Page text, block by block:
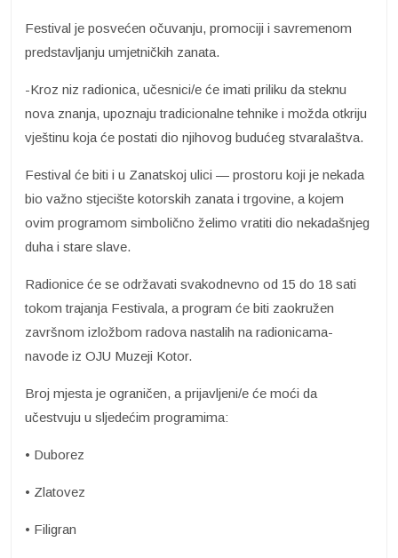
Festival je posvećen očuvanju, promociji i savremenom
predstavljanju umjetničkih zanata.
-Kroz niz radionica, učesnici/e će imati priliku da steknu
nova znanja, upoznaju tradicionalne tehnike i možda otkriju
vještinu koja će postati dio njihovog budućeg stvaralaštva.
Festival će biti i u Zanatskoj ulici — prostoru koji je nekada
bio važno stjecište kotorskih zanata i trgovine, a kojem
ovim programom simbolično želimo vratiti dio nekadašnjeg
duha i stare slave.
Radionice će se održavati svakodnevno od 15 do 18 sati
tokom trajanja Festivala, a program će biti zaokružen
završnom izložbom radova nastalih na radionicama-
navode iz OJU Muzeji Kotor.
Broj mjesta je ograničen, a prijavljeni/e će moći da
učestvuju u sljedećim programima:
• Duborez
• Zlatovez
• Filigran